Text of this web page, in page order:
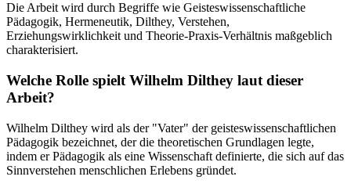
Die Arbeit wird durch Begriffe wie Geisteswissenschaftliche
Pädagogik, Hermeneutik, Dilthey, Verstehen,
Erziehungswirklichkeit und Theorie-Praxis-Verhältnis maßgeblich
charakterisiert.
Welche Rolle spielt Wilhelm Dilthey laut dieser
Arbeit?
Wilhelm Dilthey wird als der "Vater" der geisteswissenschaftlichen
Pädagogik bezeichnet, der die theoretischen Grundlagen legte,
indem er Pädagogik als eine Wissenschaft definierte, die sich auf das
Sinnverstehen menschlichen Erlebens gründet.